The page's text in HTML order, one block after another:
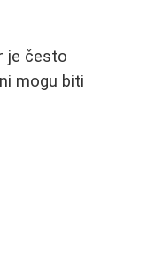
je često
mogu biti